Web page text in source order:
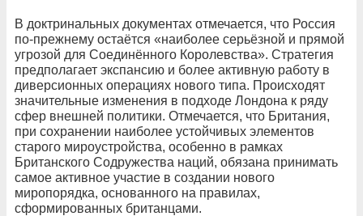
В доктринальных документах отмечается, что Россия
по-прежнему остаётся «наиболее серьёзной и прямой
угрозой для Соединённого Королевства». Стратегия
предполагает экспансию и более активную работу в
диверсионных операциях нового типа. Происходят
значительные изменения в подходе Лондона к ряду
сфер внешней политики. Отмечается, что Британия,
при сохранении наиболее устойчивых элементов
старого мироустройства, особенно в рамках
Британского Содружества наций, обязана принимать
самое активное участие в создании нового
миропорядка, основанного на правилах,
сформированных британцами.